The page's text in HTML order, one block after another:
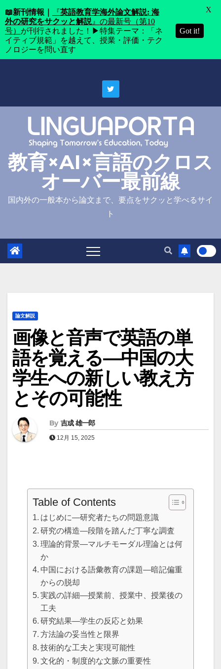
教育×AI×言語のクロス
オーバー最前線
国内外の一般本から論文まで、要点をサクッと学べるサイ
ト
論文解説
画像と音声で英語の単
語を覚える―中国の大
学生への新しい教え方
とその可能性
By 吉成 雄一郎
12月 15, 2025
Table of Contents
はじめに―研究者たちの問題意識
研究の構造―段階を踏んだ丁寧な調査
理論的背景―マルチモーダル理論とは何
か
中国における語彙教育の課題―暗記偏重
からの脱却
実践の詳細―授業前、授業中、授業後の
工夫
研究結果―学生の反応と効果
方法論の妥当性と限界
技術的な工夫と実現可能性
文化的・制度的な文脈の重要性
📖新刊情報｜ 『英語教育学海外論文解説: 海
外の研究をサクッと解説』の最新号（第10
号） が刊行されました！▶特集テーマ：「ネ
イティブ規範」を越えて、授業・評価・テク
ノロジーを問い直す
Got it!
X